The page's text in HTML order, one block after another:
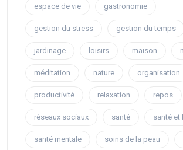
espace de vie gastronomie
gestion du stress gestion du temps
jardinage loisirs maison
méditation nature organisation
productivité relaxation repos
réseaux sociaux santé santé et
santé mentale soins de la peau